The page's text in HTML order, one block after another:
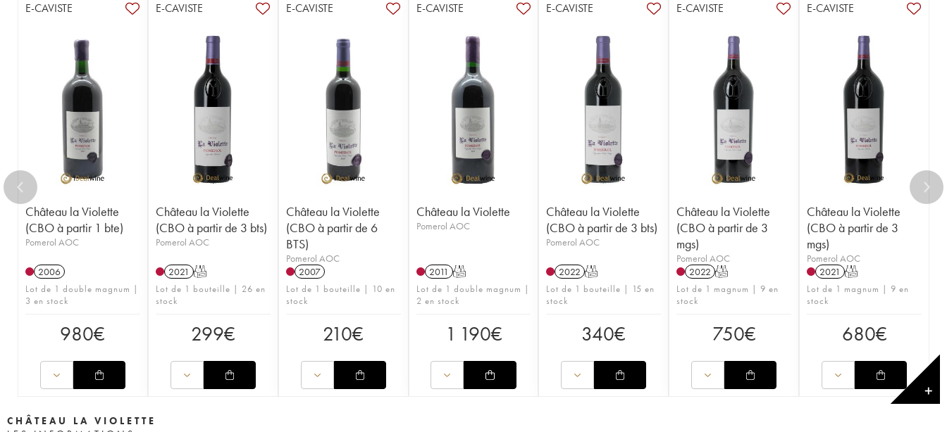
1970
1964
1962
E-CAVISTE
Château la Violette
(CBO à partir 1 bte)
Pomerol AOC
2006
Lot de 1 double magnum |
3 en stock
980€
E-CAVISTE
Château la Violette
(CBO à partir de 3 bts)
Pomerol AOC
2021 T
Lot de 1 bouteille | 26 en
stock
299€
E-CAVISTE
Château la Violette
(CBO à partir de 6
BTS)
Pomerol AOC
2007
Lot de 1 bouteille | 10 en
stock
210€
E-CAVISTE
Château la Violette
Pomerol AOC
2011 T
Lot de 1 double magnum |
2 en stock
1 190€
E-CAVISTE
Château la Violette
(CBO à partir de 3 bts)
Pomerol AOC
2022 T
Lot de 1 bouteille | 15 en
stock
340€
E-CAVISTE
Château la Violette
(CBO à partir de 3
mgs)
Pomerol AOC
2022 T
Lot de 1 magnum | 9 en
stock
750€
E-CAVISTE
Château la Violette
(CBO à partir de 3
mgs)
Pomerol AOC
2021 T
Lot de 1 magnum | 9 en
stock
680€
✕
CHÂTEAU LA VIOLETTE